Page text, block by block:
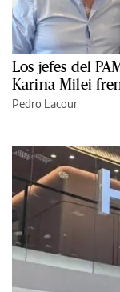
Los jefes del
Karina Milei
Pedro Lacour